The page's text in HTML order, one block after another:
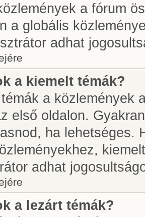
a fórum
a globális
adhat
a kiemelt témák?
a közlemények
első oldalon.
ha lehetséges.
adhat
a lezárt témák?